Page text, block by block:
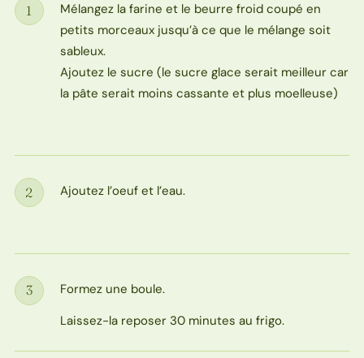
Étape
1
Mélangez la farine et le beurre froid coupé en
petits morceaux jusqu’à ce que le mélange soit
sableux.
Ajoutez le sucre (le sucre glace serait meilleur car
la pâte serait moins cassante et plus moelleuse)
Étape
2 Ajoutez l’oeuf et l’eau.
Étape
3
Formez une boule.
Laissez-la reposer 30 minutes au frigo.